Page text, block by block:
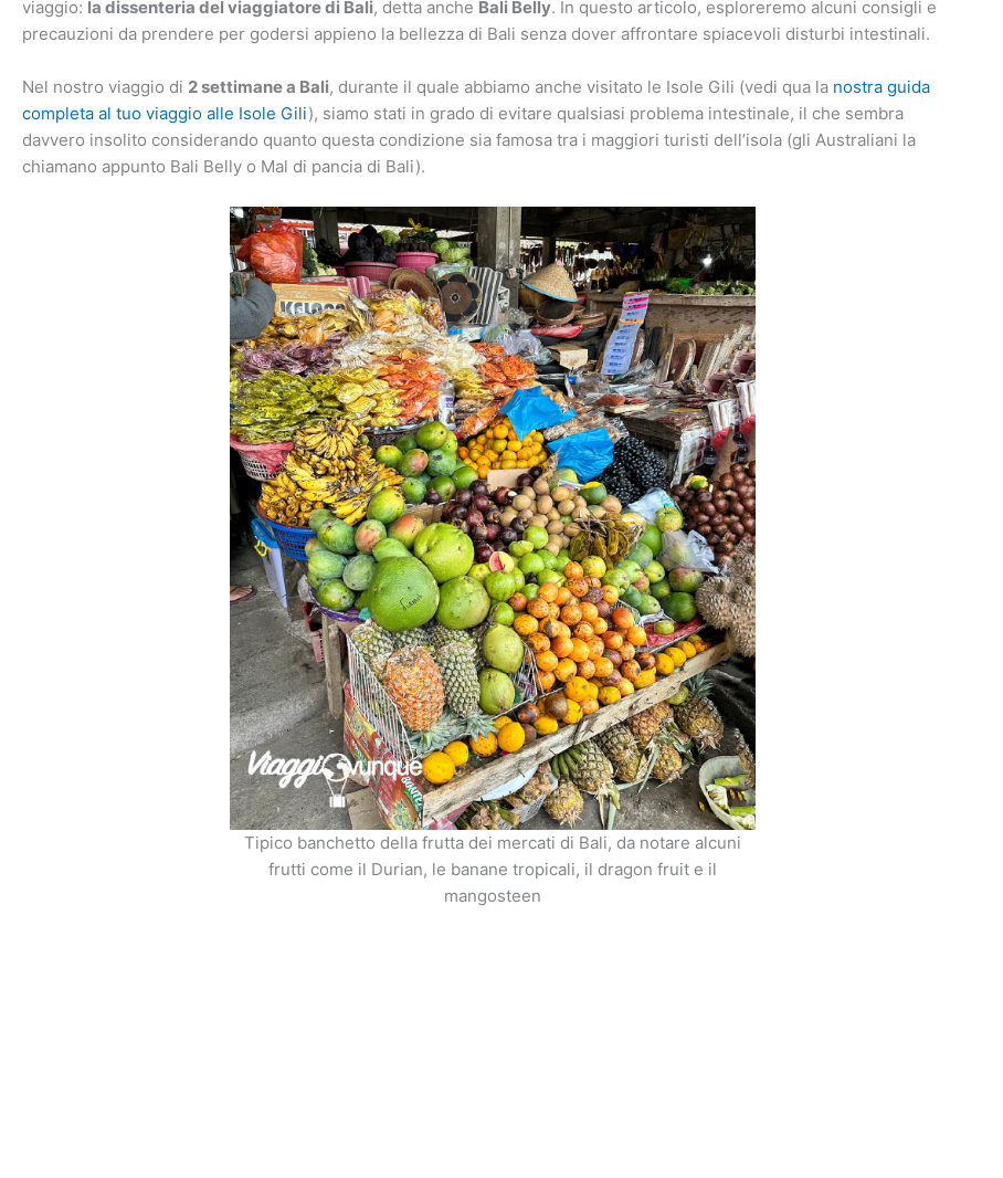
viaggio: la dissenteria del viaggiatore di Bali, detta anche Bali Belly. In questo articolo, esploreremo alcuni consigli e
precauzioni da prendere per godersi appieno la bellezza di Bali senza dover affrontare spiacevoli disturbi intestinali.
Nel nostro viaggio di 2 settimane a Bali, durante il quale abbiamo anche visitato le Isole Gili (vedi qua la nostra guida
completa al tuo viaggio alle Isole Gili), siamo stati in grado di evitare qualsiasi problema intestinale, il che sembra
davvero insolito considerando quanto questa condizione sia famosa tra i maggiori turisti dell’isola (gli Australiani la
chiamano appunto Bali Belly o Mal di pancia di Bali).
Tipico banchetto della frutta dei mercati di Bali, da notare alcuni
frutti come il Durian, le banane tropicali, il dragon fruit e il
mangosteen